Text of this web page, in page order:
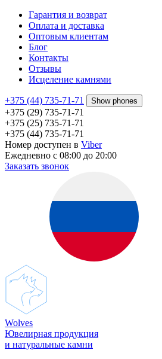
Гарантия и возврат
Оплата и доставка
Оптовым клиентам
Блог
Контакты
Отзывы
Исцеление камнями
+375 (44) 735-71-71 Show phones
+375 (29) 735-71-71
+375 (25) 735-71-71
+375 (44) 735-71-71
Номер доступен в Viber
Ежедневно с 08:00 до 20:00
Заказать звонок
Wolves
Ювелирная продукция
и натуральные камни